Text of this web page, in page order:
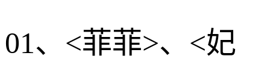
01、<菲菲>、<妃